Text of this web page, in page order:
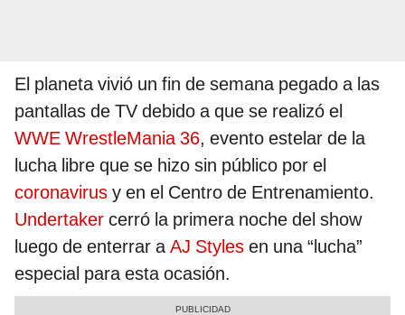
El planeta vivió un fin de semana pegado a las
pantallas de TV debido a que se realizó el
WWE WrestleMania 36, evento estelar de la
lucha libre que se hizo sin público por el
coronavirus y en el Centro de Entrenamiento.
Undertaker cerró la primera noche del show
luego de enterrar aAJ Styles en una “lucha”
especial para esta ocasión.